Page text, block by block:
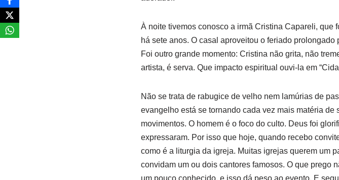
À noite tivemos conosco a irmã Cristina Capareli, que
há sete anos. O casal aproveitou o feriado
Foi outro grande momento: Cristina não grita, não
artista, é serva. Que impacto espiritual ouvi-la em
Não se trata de rabugice de velho nem lamúrias de
evangelho está se tornando cada vez mais matéria
movimentos. O homem é o foco do culto. Deus foi
expressaram. Por isso que hoje, quando recebo
como é a liturgia da igreja. Muitas igrejas querem um
convidam um ou dois cantores famosos. O que prego
um pouco conhecido, e isso dá peso ao evento. E